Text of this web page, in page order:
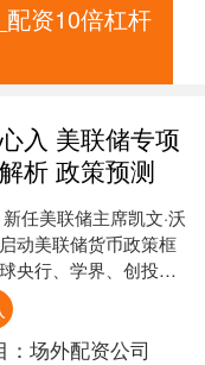
资10倍杠杆
入 美联储专项
析 政策预测
任美联储主席凯文·沃
动美联储货币政策框
央行、学界、创投界
建五大专项工作组，
体系....
场外配资公司